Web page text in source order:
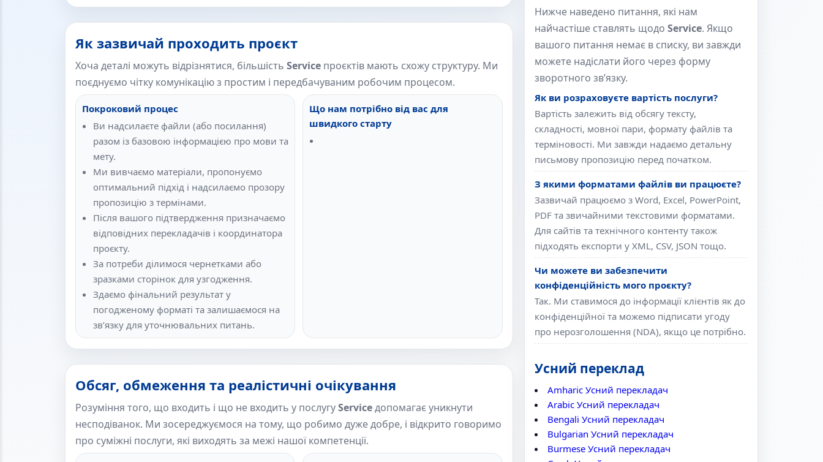
Як зазвичай проходить проєкт
Хоча деталі можуть відрізнятися, більшість Service проєктів мають схожу структуру. Ми
поєднуємо чітку комунікацію з простим і передбачуваним робочим процесом.
Покроковий процес
Ви надсилаєте файли (або посилання)
разом із базовою інформацією про мови та
мету.
Ми вивчаємо матеріали, пропонуємо
оптимальний підхід і надсилаємо прозору
пропозицію з термінами.
Після вашого підтвердження призначаємо
відповідних перекладачів і координатора
проєкту.
За потреби ділимося чернетками або
зразками сторінок для узгодження.
Здаємо фінальний результат у
погодженому форматі та залишаємося на
зв’язку для уточнювальних питань.
Що нам потрібно від вас для
швидкого старту
Обсяг, обмеження та реалістичні очікування
Розуміння того, що входить і що не входить у послугуServiceдопомагає уникнути
несподіванок. Ми зосереджуємося на тому, що робимо дуже добре, і відкрито говоримо
про суміжні послуги, які виходять за межі нашої компетенції.
Нижче наведено питання, які нам
найчастіше ставлять щодоService. Якщо
вашого питання немає в списку, ви завжди
можете надіслати його через форму
зворотного зв’язку.
Як ви розраховуєте вартість послуги?
Вартість залежить від обсягу тексту,
складності, мовної пари, формату файлів та
терміновості. Ми завжди надаємо детальну
письмову пропозицію перед початком.
З якими форматами файлів ви працюєте?
Зазвичай працюємо з Word, Excel, PowerPoint,
PDF та звичайними текстовими форматами.
Для сайтів та технічного контенту також
підходять експорти у XML, CSV, JSON тощо.
Чи можете ви забезпечити
конфіденційність мого проєкту?
Так. Ми ставимося до інформації клієнтів як до
конфіденційної та можемо підписати угоду
про нерозголошення (NDA), якщо це потрібно.
Усний переклад
Amharic Усний перекладач
Arabic Усний перекладач
Bengali Усний перекладач
Bulgarian Усний перекладач
Burmese Усний перекладач